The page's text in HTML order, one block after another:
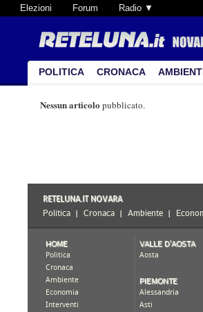
Elezioni Forum Radio ▼
POLITICA CRONACA
Nessun articolo pubblicato.